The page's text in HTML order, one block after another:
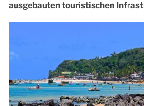
ausgebauten touristischen